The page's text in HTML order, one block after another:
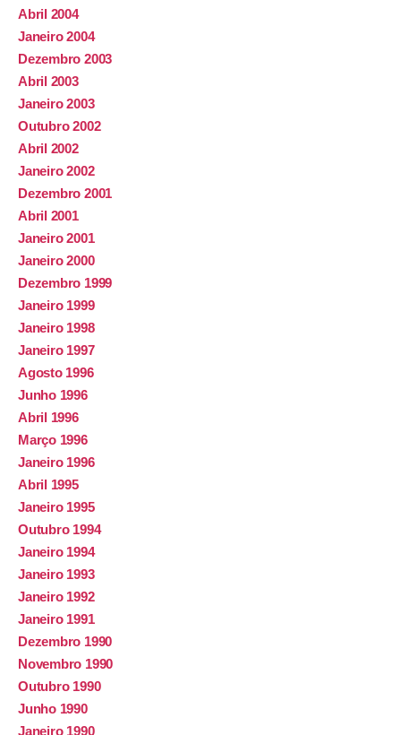
Abril 2004
Janeiro 2004
Dezembro 2003
Abril 2003
Janeiro 2003
Outubro 2002
Abril 2002
Janeiro 2002
Dezembro 2001
Abril 2001
Janeiro 2001
Janeiro 2000
Dezembro 1999
Janeiro 1999
Janeiro 1998
Janeiro 1997
Agosto 1996
Junho 1996
Abril 1996
Março 1996
Janeiro 1996
Abril 1995
Janeiro 1995
Outubro 1994
Janeiro 1994
Janeiro 1993
Janeiro 1992
Janeiro 1991
Dezembro 1990
Novembro 1990
Outubro 1990
Junho 1990
Janeiro 1990